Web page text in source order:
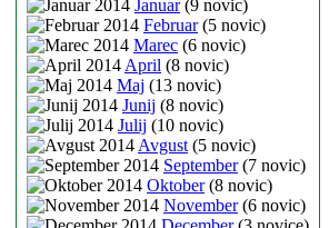
Januar(9 novic)
Februar(5 novic)
Marec (6 novic)
April (8 novic)
Maj (13 novic)
Junij (8 novic)
Julij (10 novic)
Avgust(5 novic)
September(7 novic)
Oktober(8 novic)
November(6 novic)